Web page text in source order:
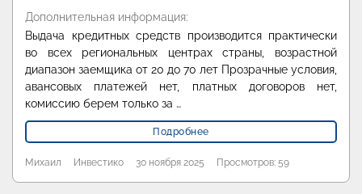
Дополнительная информация:
Выдача кредитных средств производится практически
во всех региональных центрах страны, возрастной
диапазон заемщика от 20 до 70 лет Прозрачные условия,
авансовых платежей нет, платных договоров нет,
комиссию берем только за …
Подробнее
Михаил Инвестико 30 ноября 2025 Просмотров: 59